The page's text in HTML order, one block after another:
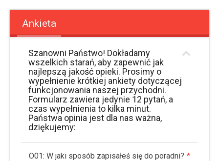
Ankieta
Szanowni Państwo! Dokładamy
wszelkich starań, aby zapewnić jak
najlepszą jakość opieki. Prosimy o
wypełnienie krótkiej ankiety dotyczącej
funkcjonowania naszej przychodni.
Formularz zawiera jedynie 12 pytań, a
czas wypełnienia to kilka minut.
Państwa opinia jest dla nas ważna,
dziękujemy:
O01: W jaki sposób zapisałeś się do poradni? *